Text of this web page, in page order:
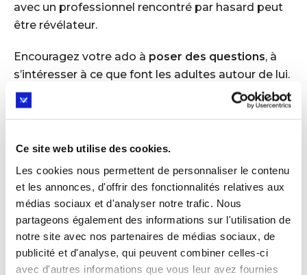
Ce site web utilise des cookies.
Les cookies nous permettent de personnaliser le contenu
et les annonces, d'offrir des fonctionnalités relatives aux
médias sociaux et d'analyser notre trafic. Nous
partageons également des informations sur l'utilisation de
notre site avec nos partenaires de médias sociaux, de
publicité et d'analyse, qui peuvent combiner celles-ci
avec d'autres informations que vous leur avez fournies
avec un professionnel rencontré par hasard peut
être révélateur.
Encouragez votre ado à poser des questions, à
s’intéresser à ce que font les adultes autour de lui.
À comprendre leur quotidien, leurs choix, leurs
contraintes. Ces micro-explorations permettent
d’activité, et de mieux cerner ce qui l’attire ou non.
Même une expérience qui ne plaît pas est utile.
Elle affine la perception de soi, clarifie ce que l’on
ne veut pas, et développe un esprit d’analyse.
C’est bien plus structurant que de simplement
“réfléchir à ce qu’on aime”.